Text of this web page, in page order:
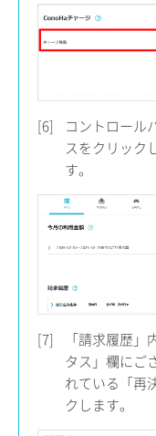
[6]
コントロール
スをクリック
す。
[7]
「請求履歴
タス」欄にご
れている「再
クします。